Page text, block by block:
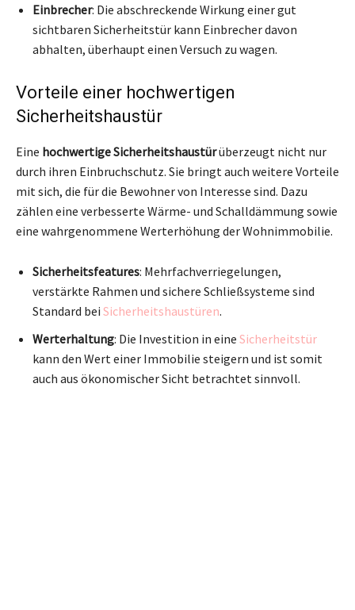
Einbrecher: Die abschreckende Wirkung einer gut
sichtbaren Sicherheitstür kann Einbrecher davon
abhalten, überhaupt einen Versuch zu wagen.
Vorteile einer hochwertigen
Sicherheitshaustür
Eine hochwertige Sicherheitshaustürüberzeugt nicht nur
durch ihren Einbruchschutz. Sie bringt auch weitere Vorteile
mit sich, die für die Bewohner von Interesse sind. Dazu
zählen eine verbesserte Wärme- und Schalldämmung sowie
eine wahrgenommene Werterhöhung der Wohnimmobilie.
Sicherheitsfeatures: Mehrfachverriegelungen,
verstärkte Rahmen und sichere Schließsysteme sind
Standard bei Sicherheitshaustüren.
Werterhaltung: Die Investition in eine Sicherheitstür
kann den Wert einer Immobilie steigern und ist somit
auch aus ökonomischer Sicht betrachtet sinnvoll.